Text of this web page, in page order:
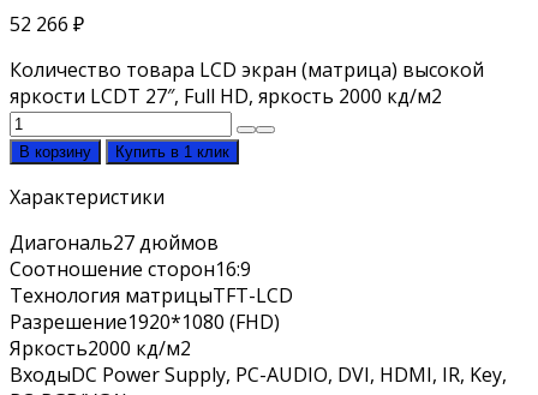
52 266 ₽
Количество товара LCD экран (матрица) высокой
яркости LCDT 27″, Full HD, яркость 2000 кд/м2
В корзину Купить в 1 клик
Характеристики
Диагональ27 дюймов
Соотношение сторон16:9
Технология матрицыTFT-LCD
Разрешение1920*1080 (FHD)
Яркость2000 кд/м2
ВходыDC Power Supply, PC-AUDIO, DVI, HDMI, IR, Key,